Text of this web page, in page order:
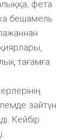
фета
бешамель
тағамға
зәйтүн
Кейбір